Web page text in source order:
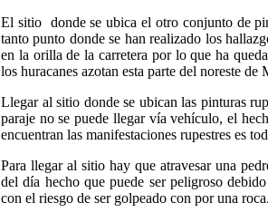
El sitio donde se ubica el otro conjunto de
tanto punto donde se han realizado los
en la orilla de la carretera por lo que ha
los huracanes azotan esta parte del noreste de
Llegar al sitio donde se ubican las pinturas
paraje no se puede llegar vía vehículo, el
encuentran las manifestaciones rupestres es
Para llegar al sitio hay que atravesar una
del día hecho que puede ser peligroso
con el riesgo de ser golpeado con por una